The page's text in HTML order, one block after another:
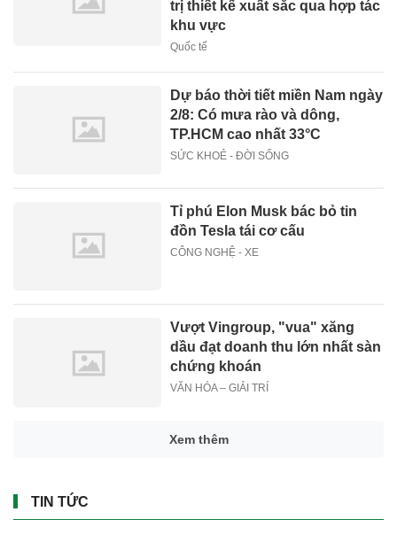
trị thiết kế xuất sắc qua hợp tác
khu vực
Quốc tế
Dự báo thời tiết miền Nam ngày
2/8: Có mưa rào và dông,
TP.HCM cao nhất 33°C
SỨC KHOẺ - ĐỜI SỐNG
Tỉ phú Elon Musk bác bỏ tin
đồn Tesla tái cơ cấu
CÔNG NGHỆ - XE
Vượt Vingroup, "vua" xăng
dầu đạt doanh thu lớn nhất sàn
chứng khoán
VĂN HÓA – GIẢI TRÍ
Xem thêm
TIN TỨC